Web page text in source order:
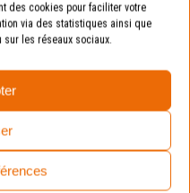
des cookies pour faciliter votre
via des statistiques ainsi que
sur les réseaux sociaux.
compte de la
enfants.